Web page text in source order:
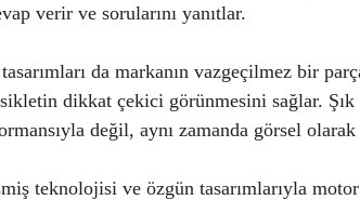
verir ve sorularını yanıtlar.
da markanın vazgeçilmez bir
dikkat çekici görünmesini sağlar.
değil, aynı zamanda görsel
teknolojisi ve özgün tasarımlarıyla motor